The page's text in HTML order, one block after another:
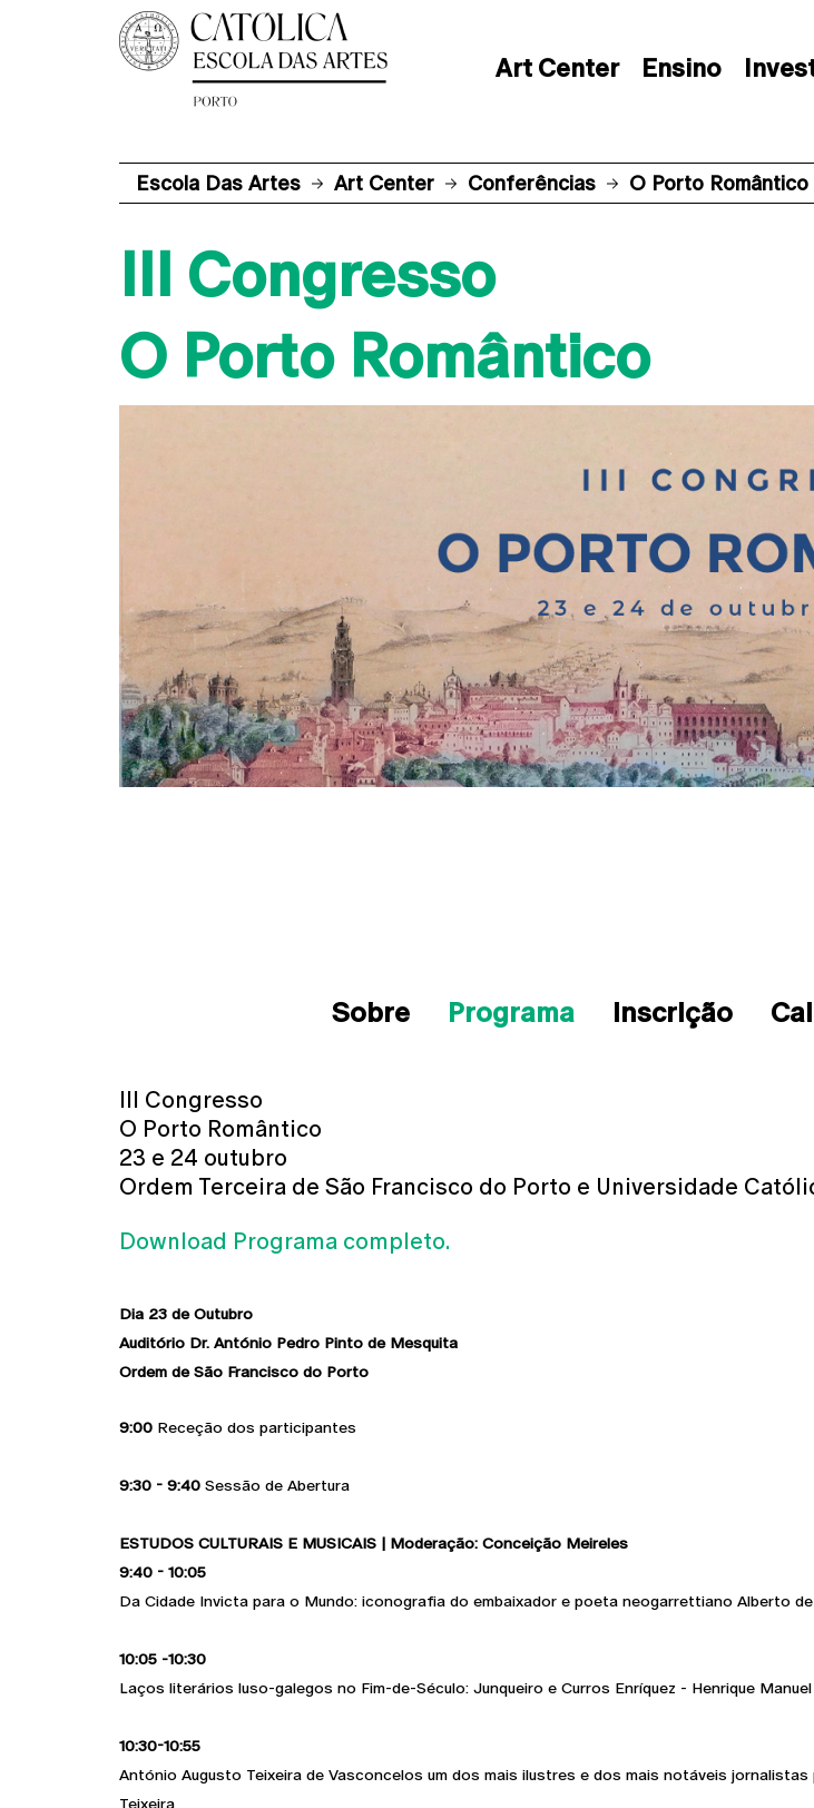
Art Center Ensino
Escola Das Artes Art Center Conferências O Porto Romântico
III Congresso
O Porto Romântico
Sobre Programa Inscrição
III Congresso
O Porto Romântico
23 e 24 outubro
Ordem Terceira de São Francisco do Porto e Universidade
Download Programa completo.
Dia 23 de Outubro
Auditório Dr. António Pedro Pinto de Mesquita
Ordem de São Francisco do Porto
9:00 Receção dos participantes
9:30 - 9:40 Sessão de Abertura
ESTUDOS CULTURAIS E MUSICAIS | Moderação: Conceição Meireles
9:40 - 10:05
Da Cidade Invicta para o Mundo: iconografia do embaixador e poeta neogarrettiano Alberto
10:05 -10:30
Laços literários luso-galegos no Fim-de-Século: Junqueiro e Curros Enríquez - Henrique
10:30-10:55
António Augusto Teixeira de Vasconcelos um dos mais ilustres e dos mais notáveis
Teixeira